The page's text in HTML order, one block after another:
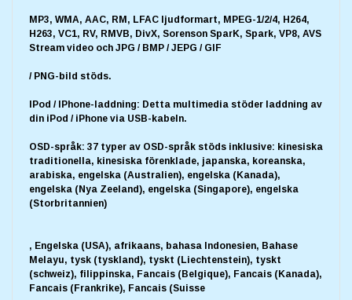
MP3, WMA, AAC, RM, LFAC ljudformart, MPEG-1/2/4, H264,
H263, VC1, RV, RMVB, DivX, Sorenson SparK, Spark, VP8, AVS
Stream video och JPG / BMP / JEPG / GIF
/ PNG-bild stöds.
IPod / IPhone-laddning: Detta multimedia stöder laddning av
din iPod / iPhone via USB-kabeln.
OSD-språk: 37 typer av OSD-språk stöds inklusive: kinesiska
traditionella, kinesiska förenklade, japanska, koreanska,
arabiska, engelska (Australien), engelska (Kanada),
engelska (Nya Zeeland), engelska (Singapore), engelska
(Storbritannien)
, Engelska (USA), afrikaans, bahasa Indonesien, Bahase
Melayu, tysk (tyskland), tyskt (Liechtenstein), tyskt
(schweiz), filippinska, Fancais (Belgique), Fancais (Kanada),
Fancais (Frankrike), Fancais (Suisse